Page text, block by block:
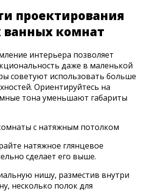
проектирования
ванных комнат
интерьера позволяет
даже в маленькой
советуют использовать больше
Ориентируйтесь на
тона уменьшают габариты
натяжное глянцевое
сделает его выше.
нишу, разместив внутри
несколько полок для